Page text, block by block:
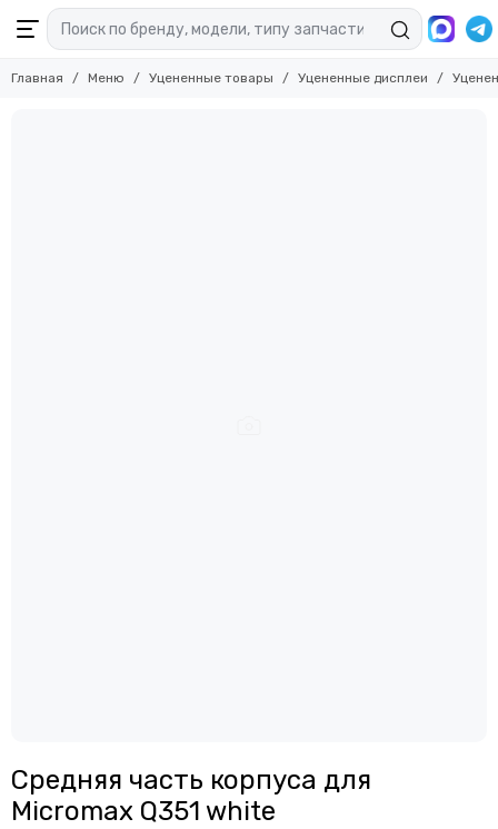
Главная Меню Уцененные товары Уцененные дисплеи
Средняя часть корпуса для
Micromax Q351 white